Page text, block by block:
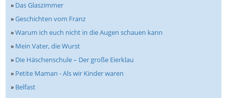
» Das Glaszimmer
»Geschichten vom Franz
»Warum ich euch nicht in die Augen schauen kann
» Mein Vater, die Wurst
» Die Häschenschule – Der große Eierklau
» Petite Maman - Als wir Kinder waren
» Belfast